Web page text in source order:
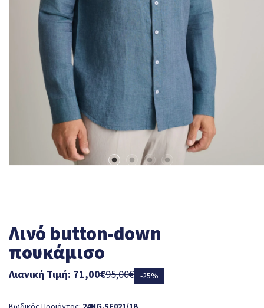
Λινό button-down
πουκάμισο
95,00€
Λιανική Τιμή: 71,00€ -25%